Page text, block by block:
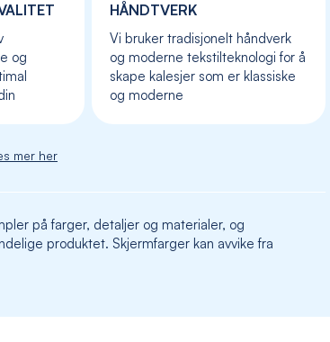
og
HÅNDTVERK
Vi bruker tradisjonelt håndverk
og moderne tekstilteknologi for å
skape kalesjer som er klassiske
og moderne
mer her
på farger, detaljer og materialer, og
produktet. Skjermfarger kan avvike fra